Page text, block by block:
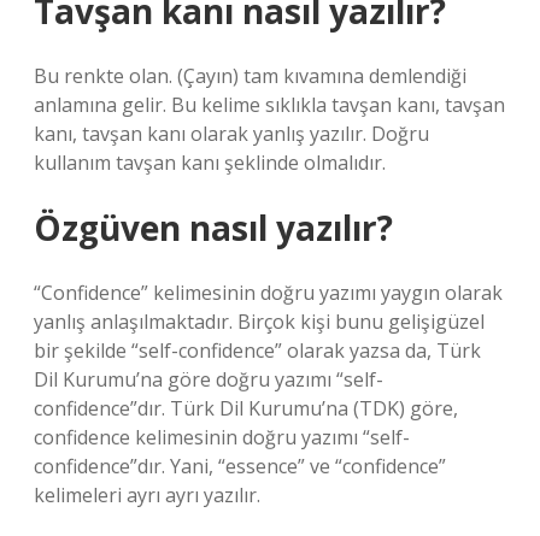
Tavşan kanı nasıl yazılır?
Bu renkte olan. (Çayın) tam kıvamına demlendiği
anlamına gelir. Bu kelime sıklıkla tavşan kanı, tavşan
kanı, tavşan kanı olarak yanlış yazılır. Doğru
kullanım tavşan kanı şeklinde olmalıdır.
Özgüven nasıl yazılır?
“Confidence” kelimesinin doğru yazımı yaygın olarak
yanlış anlaşılmaktadır. Birçok kişi bunu gelişigüzel
bir şekilde “self-confidence” olarak yazsa da, Türk
Dil Kurumu’na göre doğru yazımı “self-
confidence”dır. Türk Dil Kurumu’na (TDK) göre,
confidence kelimesinin doğru yazımı “self-
confidence”dır. Yani, “essence” ve “confidence”
kelimeleri ayrı ayrı yazılır.